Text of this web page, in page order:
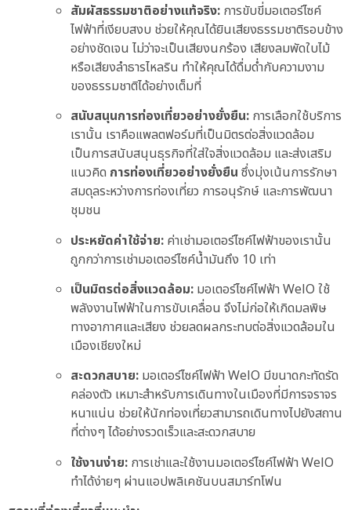
สัมผัสธรรมชาติอย่างแท้จริง: การขับขี่มอเตอร์ไซค์
ไฟฟ้าที่เงียบสงบ ช่วยให้คุณได้ยินเสียงธรรมชาติรอบข้าง
อย่างชัดเจน ไม่ว่าจะเป็นเสียงนกร้อง เสียงลมพัดใบไม้
หรือเสียงลำธารไหลริน ทำให้คุณได้ดื่มด่ำกับความงาม
ของธรรมชาติได้อย่างเต็มที่
สนับสนุนการท่องเที่ยวอย่างยั่งยืน: การเลือกใช้บริการ
เรานั้น เราคือแพลตฟอร์มที่เป็นมิตรต่อสิ่งแวดล้อม
เป็นการสนับสนุนธุรกิจที่ใส่ใจสิ่งแวดล้อม และส่งเสริม
แนวคิด การท่องเที่ยวอย่างยั่งยืน ซึ่งมุ่งเน้นการรักษา
สมดุลระหว่างการท่องเที่ยว การอนุรักษ์ และการพัฒนา
ชุมชน
ประหยัดค่าใช้จ่าย: ค่าเช่ามอเตอร์ไซค์ไฟฟ้าของเรานั้น
ถูกกว่าการเช่ามอเตอร์ไซค์น้ำมันถึง 10 เท่า
เป็นมิตรต่อสิ่งแวดล้อม: มอเตอร์ไซค์ไฟฟ้า WelO ใช้
พลังงานไฟฟ้าในการขับเคลื่อน จึงไม่ก่อให้เกิดมลพิษ
ทางอากาศและเสียง ช่วยลดผลกระทบต่อสิ่งแวดล้อมใน
เมืองเชียงใหม่
สะดวกสบาย: มอเตอร์ไซค์ไฟฟ้า WelO มีขนาดกะทัดรัด
คล่องตัว เหมาะสำหรับการเดินทางในเมืองที่มีการจราจร
หนาแน่น ช่วยให้นักท่องเที่ยวสามารถเดินทางไปยังสถาน
ที่ต่างๆ ได้อย่างรวดเร็วและสะดวกสบาย
ใช้งานง่าย: การเช่าและใช้งานมอเตอร์ไซค์ไฟฟ้า WelO
ทำได้ง่ายๆ ผ่านแอปพลิเคชันบนสมาร์ทโฟน